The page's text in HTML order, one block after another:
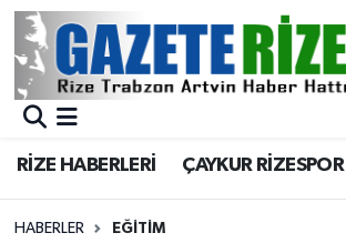
RİZE HABERLERİ ÇAYKUR RİZESPOR
HABERLER EĞİTİM
BÖLGEMİZ
Asayiş
Merkez Nöbetçi Eczaneler
Merkez Trafik Yoğunluk Haritası